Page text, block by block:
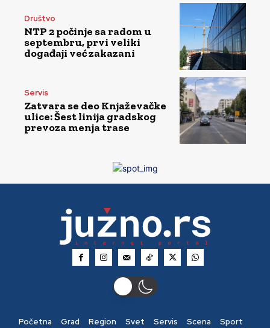
Društvo
NTP 2 počinje sa radom u
septembru, prvi veliki
događaji već zakazani
Servis
Zatvara se deo Knjaževačke
ulice: Šest linija gradskog
prevoza menja trase
Početna Grad Region Svet Servis Scena
Sport